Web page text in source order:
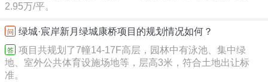
2.95万/平。
问 绿城·宸岸新月绿城康桥项目的规划情况如何？
答
项目共规划了7幢14-17F高层，园林中有泳池、集中绿
地、室外公共体育设施场地等，层高3米，符合土地出让标
准。